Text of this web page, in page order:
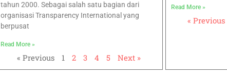
tahun 2000. Sebagai salah satu bagian dari
organisasi Transparency International yang
berpusat
Read More »
« Previous 1 2 3 4 5 Next »
Read More »
« Previous